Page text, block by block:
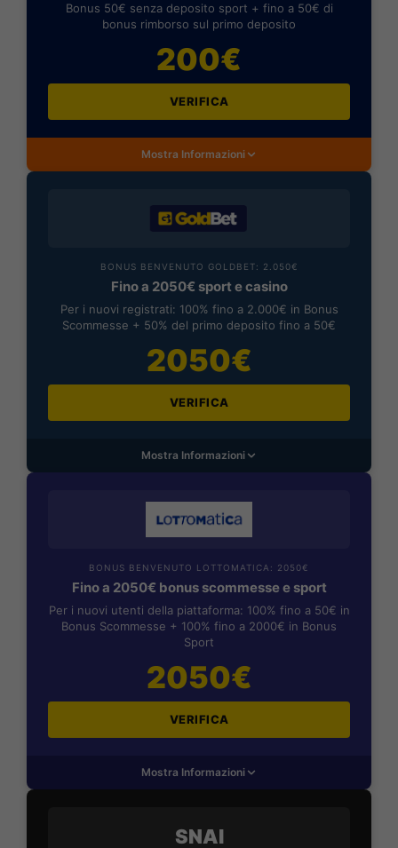
Bonus 50€ senza deposito sport + fino a 50€ di
bonus rimborso sul primo deposito
200€
VERIFICA
Mostra Informazioni
BONUS BENVENUTO GOLDBET: 2.050€
Fino a 2050€ sport e casino
Per i nuovi registrati: 100% fino a 2.000€ in Bonus
Scommesse + 50% del primo deposito fino a 50€
2050€
VERIFICA
Mostra Informazioni
BONUS BENVENUTO LOTTOMATICA: 2050€
Fino a 2050€ bonus scommesse e sport
Per i nuovi utenti della piattaforma: 100% fino a 50€ in
Bonus Scommesse + 100% fino a 2000€ in Bonus
Sport
2050€
VERIFICA
Mostra Informazioni
SNAI